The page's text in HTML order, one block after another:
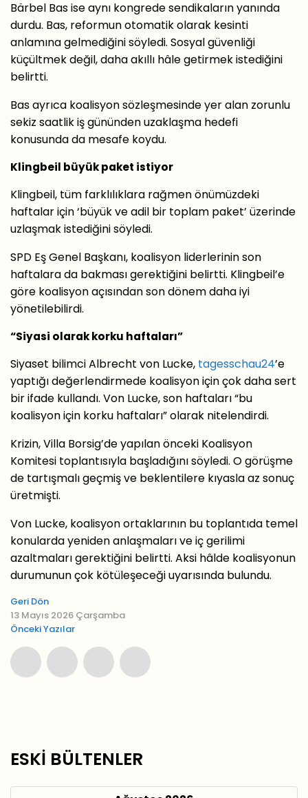
Bärbel Bas ise aynı kongrede sendikaların yanında
durdu. Bas, reformun otomatik olarak kesinti
anlamına gelmediğini söyledi. Sosyal güvenliği
küçültmek değil, daha akıllı hâle getirmek istediğini
belirtti.
Bas ayrıca koalisyon sözleşmesinde yer alan zorunlu
sekiz saatlik iş gününden uzaklaşma hedefi
konusunda da mesafe koydu.
Klingbeil büyük paket istiyor
Klingbeil, tüm farklılıklara rağmen önümüzdeki
haftalar için ‘büyük ve adil bir toplam paket’ üzerinde
uzlaşmak istediğini söyledi.
SPD Eş Genel Başkanı, koalisyon liderlerinin son
haftalara da bakması gerektiğini belirtti. Klingbeil’e
göre koalisyon açısından son dönem daha iyi
yönetilebilirdi.
“Siyasi olarak korku haftaları”
Siyaset bilimci Albrecht von Lucke, tagesschau24’e
yaptığı değerlendirmede koalisyon için çok daha sert
bir ifade kullandı. Von Lucke, son haftaları “bu
koalisyon için korku haftaları” olarak nitelendirdi.
Krizin, Villa Borsig’de yapılan önceki Koalisyon
Komitesi toplantısıyla başladığını söyledi. O görüşme
de tartışmalı geçmiş ve beklentilere kıyasla az sonuç
üretmişti.
Von Lucke, koalisyon ortaklarının bu toplantıda temel
konularda yeniden anlaşmaları ve iç gerilimi
azaltmaları gerektiğini belirtti. Aksi hâlde koalisyonun
durumunun çok kötüleşeceği uyarısında bulundu.
Geri Dön
13 Mayıs 2026 Çarşamba
Önceki Yazılar
ESKİ BÜLTENLER